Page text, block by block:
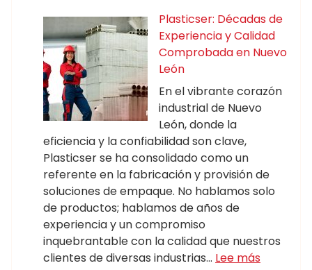
Plasticser: Décadas de
Experiencia y Calidad
Comprobada en Nuevo
León
En el vibrante corazón
industrial de Nuevo
León, donde la
eficiencia y la confiabilidad son clave,
Plasticser se ha consolidado como un
referente en la fabricación y provisión de
soluciones de empaque. No hablamos solo
de productos; hablamos de años de
experiencia y un compromiso
inquebrantable con la calidad que nuestros
clientes de diversas industrias… Lee más